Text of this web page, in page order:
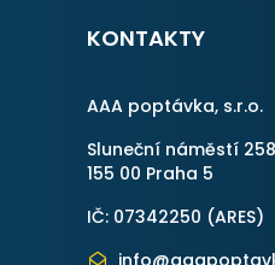
KONTAKTY
AAA poptávka, s.r.o.
Sluneční náměstí
155 00 Praha 5
IČ: 07342250 (ARES)